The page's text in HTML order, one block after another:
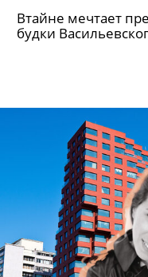
Втайне мечтает
будки